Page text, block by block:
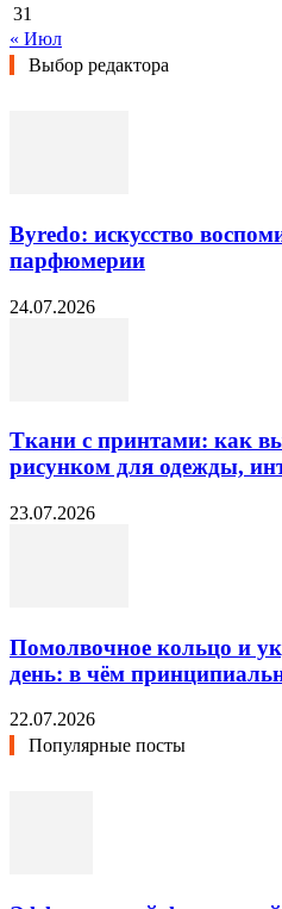
31
« Июл
Выбор редактора
Byredo: искусство
парфюмерии
24.07.2026
Ткани с принтами: как
рисунком для одежды,
23.07.2026
Помолвочное кольцо и
день: в чём
22.07.2026
Популярные посты